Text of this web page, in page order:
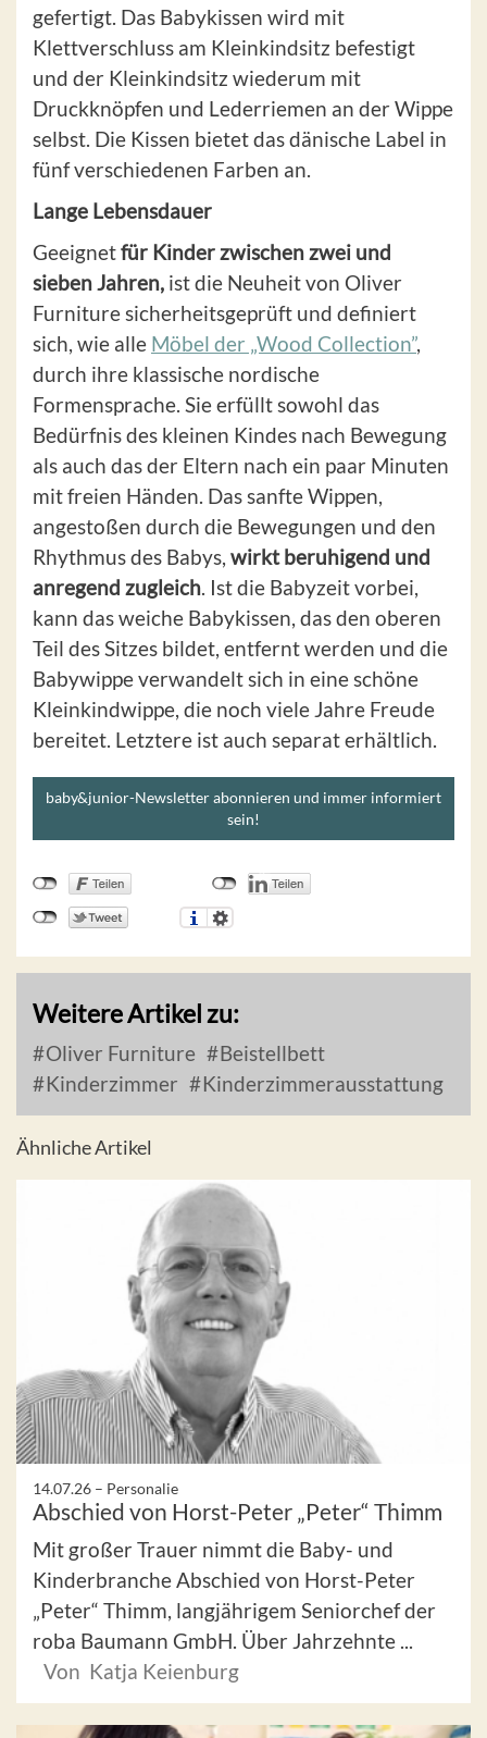
gefertigt. Das Babykissen wird mit
Klettverschluss am Kleinkindsitz befestigt
und der Kleinkindsitz wiederum mit
Druckknöpfen und Lederriemen an der Wippe
selbst. Die Kissen bietet das dänische Label in
fünf verschiedenen Farben an.
Lange Lebensdauer
Geeignetfür Kinder zwischen zwei und
sieben Jahren, ist die Neuheit von Oliver
Furniture sicherheitsgeprüft und definiert
sich, wie alle Möbel der „Wood Collection”,
durch ihre klassische nordische
Formensprache. Sie erfüllt sowohl das
Bedürfnis des kleinen Kindes nach Bewegung
als auch das der Eltern nach ein paar Minuten
mit freien Händen. Das sanfte Wippen,
angestoßen durch die Bewegungen und den
Rhythmus des Babys, wirkt beruhigend und
anregend zugleich. Ist die Babyzeit vorbei,
kann das weiche Babykissen, das den oberen
Teil des Sitzes bildet, entfernt werden und die
Babywippe verwandelt sich in eine schöne
Kleinkindwippe, die noch viele Jahre Freude
bereitet. Letztere ist auch separat erhältlich.
baby&junior-Newsletter abonnieren und immer informiert
sein!
Weitere Artikel zu:
Oliver Furniture
Beistellbett
Kinderzimmer
Kinderzimmerausstattung
Ähnliche Artikel
14.07.26 – Personalie
Abschied von Horst-Peter „Peter“ Thimm
Mit großer Trauer nimmt die Baby- und
Kinderbranche Abschied von Horst-Peter
„Peter“ Thimm, langjährigem Seniorchef der
roba Baumann GmbH. Über Jahrzehnte ...
Von Katja Keienburg